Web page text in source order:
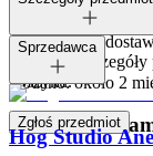
Opcje i koszt
dostawy.
koszyku.
Zwroty i
Tagi:
Dodano:około 2
Zgłoś przedmiot
Sprzedawca
Hog Studio